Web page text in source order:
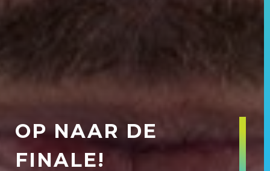
OP NAAR DE
FINALE!